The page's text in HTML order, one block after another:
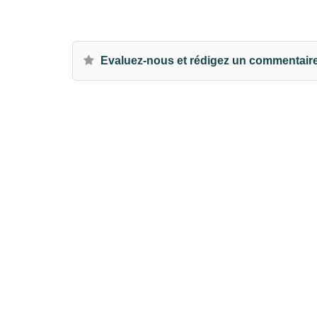
Evaluez-nous et rédigez un